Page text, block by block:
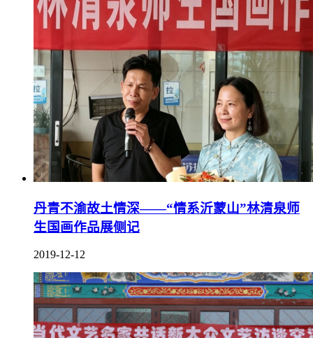
丹青不渝故土情深——“情系沂蒙山”林清泉师
生国画作品展侧记
2019-12-12